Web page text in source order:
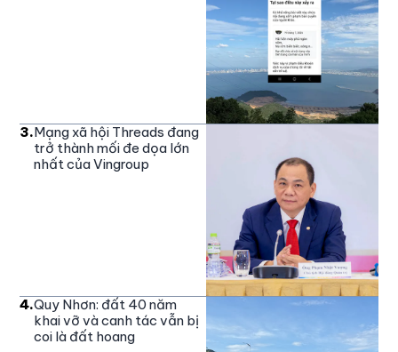
3.Mạng xã hội Threads đang
trở thành mối đe dọa lớn
nhất của Vingroup
4.Quy Nhơn: đất 40 năm
khai vỡ và canh tác vẫn bị
coi là đất hoang